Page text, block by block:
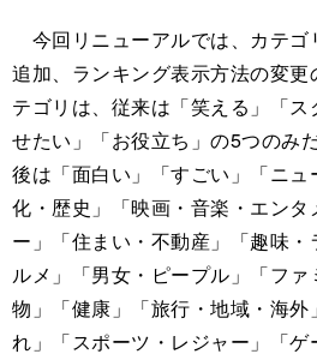
今回リニューアルでは、カテゴ
追加、ランキング表示方法の変
テゴリは、従来は「笑える」「
せたい」「お役立ち」の5つのみ
後は「面白い」「すごい」「ニ
化・歴史」「映画・音楽・エン
ー」「住まい・不動産」「趣味
ルメ」「男女・ピープル」「フ
物」「健康」「旅行・地域・海外
れ」「スポーツ・レジャー」「ゲ